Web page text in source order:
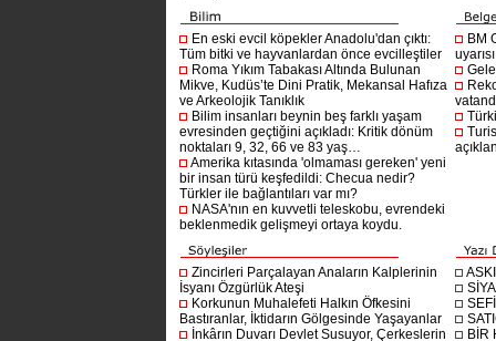
En eski evcil köpekler Anadolu'dan çıktı:
Tüm bitki ve hayvanlardan önce evcilleştiler
Roma Yıkım Tabakası Altında Bulunan
Mikve, Kudüs’te Dini Pratik, Mekansal Hafıza
ve Arkeolojik Tanıklık
Bilim insanları beynin beş farklı yaşam
evresinden geçtiğini açıkladı: Kritik dönüm
noktaları 9, 32, 66 ve 83 yaş…
Amerika kıtasında 'olmaması gereken' yeni
bir insan türü keşfedildi: Checua nedir?
Türkler ile bağlantıları var mı?
NASA'nın en kuvvetli teleskobu, evrendeki
beklenmedik gelişmeyi ortaya koydu.
BM
Zincirleri Parçalayan Anaların Kalplerinin
İsyanı Özgürlük Ateşi
Korkunun Muhalefeti Halkın Öfkesini
Bastıranlar, İktidarın Gölgesinde Yaşayanlar
İnkârın Duvarı Devlet Susuyor, Çerkeslerin
BİR